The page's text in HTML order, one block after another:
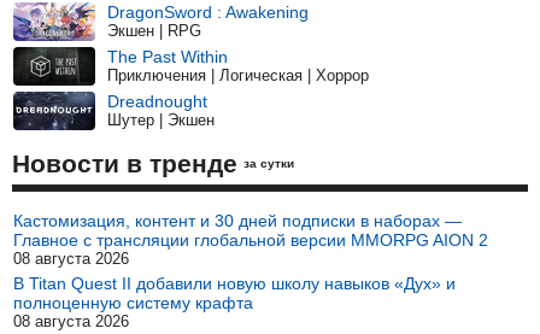
DragonSword : Awakening
Экшен | RPG
The Past Within
Приключения | Логическая | Хоррор
Dreadnought
Шутер | Экшен
Новости в тренде за сутки
Кастомизация, контент и 30 дней подписки в наборах —
Главное с трансляции глобальной версии MMORPG AION 2
08 августа 2026
В Titan Quest II добавили новую школу навыков «Дух» и
полноценную систему крафта
08 августа 2026